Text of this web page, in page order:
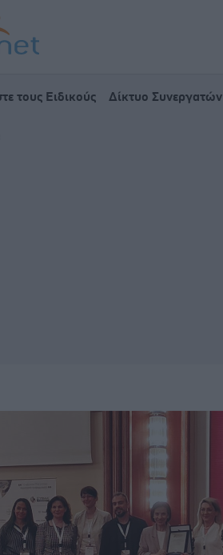
τους Ειδικούς Δίκτυο Συνεργατών